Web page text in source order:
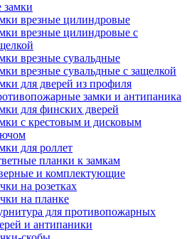
замки
врезные цилиндровые
врезные цилиндровые с
врезные сувальдные
врезные сувальдные с защелкой
для дверей из профиля
замки и антипаника
для финских дверей
с крестовым и дисковым
для роллет
планки к замкам
и комплектующие
на розетках
на планке
для противопожарных
и антипаники